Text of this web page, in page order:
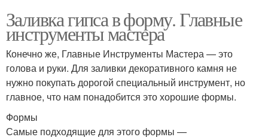
Заливка гипса в форму. Главные
инструменты мастера
Конечно же, Главные Инструменты Мастера — это
голова и руки. Для заливки декоративного камня не
нужно покупать дорогой специальный инструмент, но
главное, что нам понадобится это хорошие формы.
Формы
Самые подходящие для этого формы —